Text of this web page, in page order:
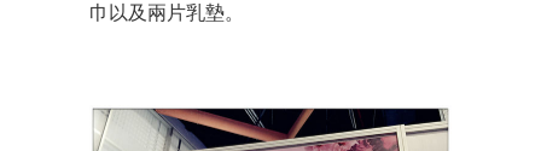
巾以及兩片乳墊。